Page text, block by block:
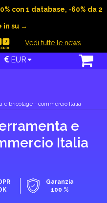
con 1 database, -60% da 2
in su →
6 Vedi tutte le news
EUR
e bricolage - commercio Italia
e
Italia
Garanzia
100 %